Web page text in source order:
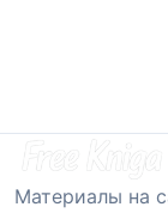
Материалы на